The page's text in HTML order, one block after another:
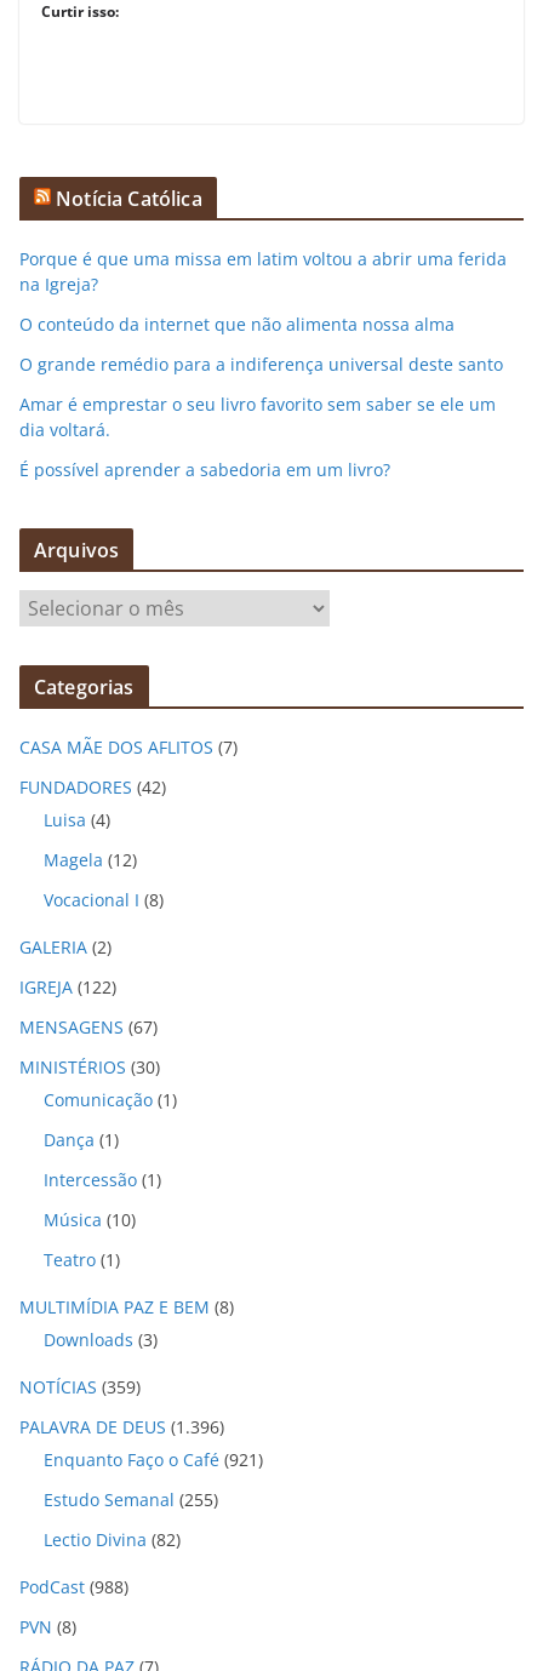
Curtir isso:
Notícia Católica
Porque é que uma missa em latim voltou a abrir uma ferida
na Igreja?
O conteúdo da internet que não alimenta nossa alma
O grande remédio para a indiferença universal deste santo
Amar é emprestar o seu livro favorito sem saber se ele um
dia voltará.
É possível aprender a sabedoria em um livro?
Arquivos
q
v
o
Categorias
CASA MÃE DOS AFLITOS (7)
FUNDADORES (42)
Luisa (4)
Magela (12)
Vocacional I (8)
GALERIA (2)
IGREJA (122)
MENSAGENS (67)
MINISTÉRIOS (30)
Comunicação (1)
Dança (1)
Intercessão (1)
Música (10)
Teatro (1)
MULTIMÍDIA PAZ E BEM (8)
Downloads (3)
NOTÍCIAS (359)
PALAVRA DE DEUS (1.396)
Enquanto Faço o Café (921)
Estudo Semanal (255)
Lectio Divina (82)
PodCast (988)
PVN (8)